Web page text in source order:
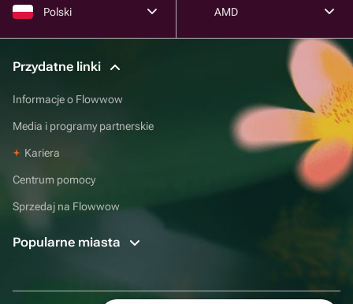
Polski AMD
Przydatne linki
Informacje o Flowwow
Media i programy partnerskie
Kariera
Centrum pomocy
Sprzedaj na Flowwow
Popularne miasta